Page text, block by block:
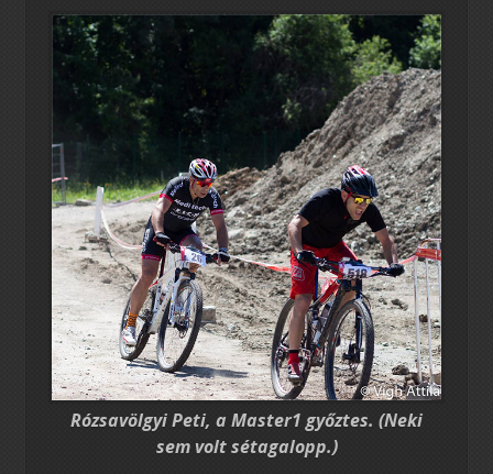
Rózsavölgyi Peti, a Master1 győztes. (Neki
sem volt sétagalopp.)